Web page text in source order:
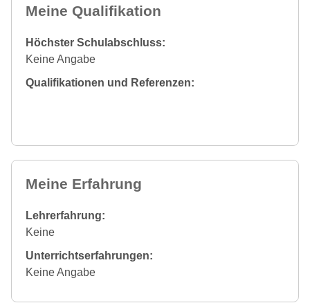
Meine Qualifikation
Höchster Schulabschluss:
Keine Angabe
Qualifikationen und Referenzen:
Meine Erfahrung
Lehrerfahrung:
Keine
Unterrichtserfahrungen:
Keine Angabe